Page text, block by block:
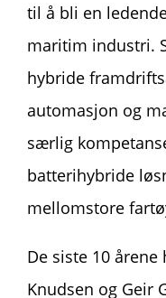
til å bli en
maritim industri.
hybride
automasjon og
særlig
batterihybride
mellomstore
De siste 10 årene
Knudsen og Geir